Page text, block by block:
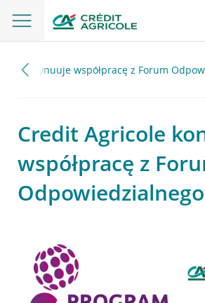
kontynuuje współpracę z Forum
Credit Agricole
współpracę z